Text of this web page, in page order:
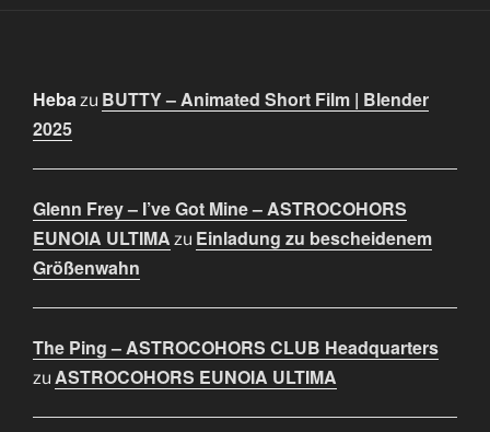
Heba zu BUTTY – Animated Short Film | Blender
2025
Glenn Frey – I’ve Got Mine – ASTROCOHORS
EUNOIA ULTIMA zu Einladung zu bescheidenem
Größenwahn
The Ping – ASTROCOHORS CLUB Headquarters
zu ASTROCOHORS EUNOIA ULTIMA